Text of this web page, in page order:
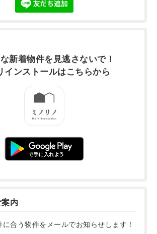
新着物件を 見逃さないで！
インストールはこちらから
内
合う物件をメールでお知らせします！